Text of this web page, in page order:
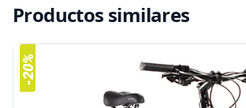
Productos similares